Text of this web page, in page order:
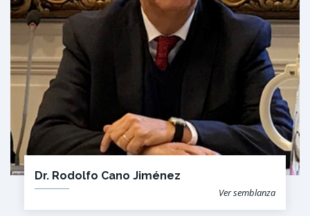
Dr. Rodolfo Cano Jiménez
Ver semblanza